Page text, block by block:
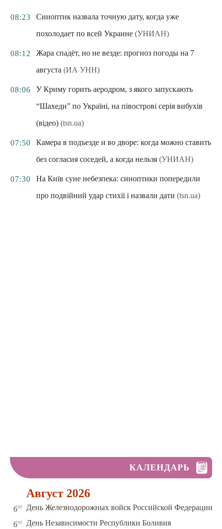
08:23
Синоптик назвала точную дату, когда уже
похолодает по всей Украине (УНИАН)
08:12
Жара спадёт, но не везде: прогноз погоды на 7
августа (ИА УНН)
08:06
У Криму горить аеродром, з якого запускають
“Шахеди” по Україні, на півострові серія вибухів
(відео) (tsn.ua)
07:50
Камера в подъезде и во дворе: когда можно ставить
без согласия соседей, а когда нельзя (УНИАН)
07:30
На Київ суне небезпека: синоптики попередили
про подвійний удар стихії і назвали дати (tsn.ua)
КАЛЕНДАРЬ
Август 2026
6чт День Железнодорожных войск Российской Федерации
6чт День Независимости Республики Боливия